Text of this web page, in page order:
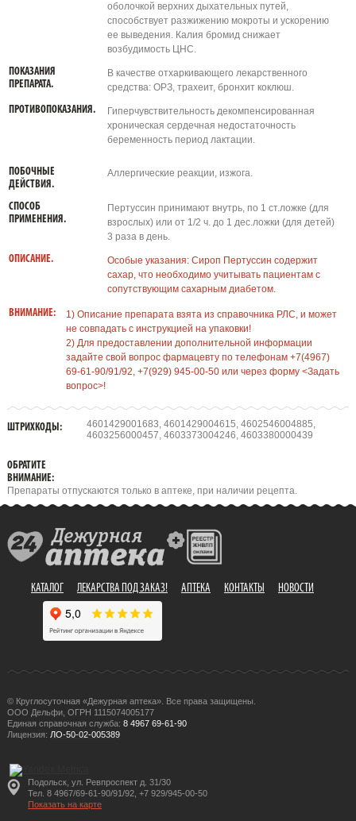
оболочкой верхних дыхательных путей,
способствует разжижению мокроты и ускорению
ее выведения. Калия бромид снижает
возбудимость ЦНС.
ПОКАЗАНИЯ
ПРЕПАРАТА.
В качестве отхаркивающего лекарственного
средства: ОРЗ, трахеит, бронхит коклюш.
ПРОТИВОПОКАЗАНИЯ.
Гиперчувствительность декомпенсированная
хроническая сердечная недостаточность
беременность период лактации.
ПОБОЧНЫЕ
ДЕЙСТВИЯ.
Аллергические реакции, изжога.
СПОСОБ
ПРИМЕНЕНИЯ.
Пертуссин принимают внутрь, по 1 ст.ложке (для
взрослых) или от 1/2 ч. до 1 дес.ложки (для детей)
3 раза в день.
ОПИСАНИЕ.
Особые указания: Сироп Пертуссин содержит
сахар, что необходимо учитывать пациентам с
сопутствующим сахарным диабетом.
ВНИМАНИЕ:
1) Описание препарата взята из справочника РЛС, и может
не совпадать с инструкцией на упаковки!
2) Для предоставлении дополнительной информации
задайте свой вопрос фармацевту по телефонам +7(4967)
69-61-90/91/92, +7(929) 945-00-50 или через форму <Задать
вопрос>!
ШТРИХКОДЫ:
4601429001683, 4601429004615, 4602546004885,
4603256000457, 4603373004246, 4603380000439
ОБРАТИТЕ
ВНИМАНИЕ:
Препараты отпускаются только в аптеке, при наличии рецепта.
КАТАЛОГ ЛЕКАРСТВА ПОД ЗАКАЗ! АПТЕКА КОНТАКТЫ НОВОСТИ
© Круглосуточная «Дежурная аптека». Все права защищены.
ООО Дельфи, ОГРН 1115074005177
Единая справочная служба: 8 4967 69-61-90
Лицензия: ЛО-50-02-005389
Подольск, ул. Ревпроспект д. 31/30
Тел. 8 4967/69-61-90/91/92, +7 929/945-00-50
Показать на карте